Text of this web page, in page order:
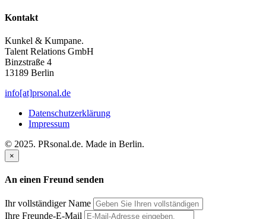
Kontakt
Kunkel & Kumpane.
Talent Relations GmbH
Binzstraße 4
13189 Berlin
info[at]prsonal.de
Datenschutzerklärung
Impressum
© 2025. PRsonal.de. Made in Berlin.
×
An einen Freund senden
Ihr vollständiger Name
Ihre Freunde-E-Mail